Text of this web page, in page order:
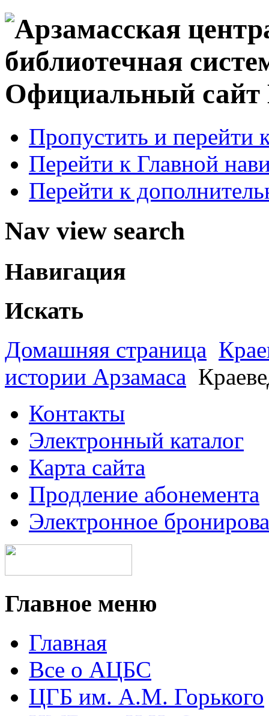
Официальный
Пропустить и перейти
Перейти к Главной
Перейти к
Nav view search
Навигация
Искать
Домашняя страница
истории Арзамаса
Контакты
Электронный каталог
Карта сайта
Продление абонемента
Электронное
Главное меню
Главная
Все о АЦБС
ЦГБ им. А.М. Горького